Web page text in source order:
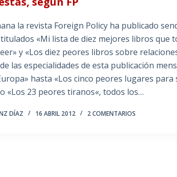
la revista Foreign Policy ha publicado
«Mi lista de diez mejores libros que
y «Los diez peores libros sobre
las especialidades de esta publicación
hasta «Los cinco peores lugares
«Los 23 peores tiranos«, todos los…
DÍAZ 16 ABRIL 2012 2 COMENTARIOS